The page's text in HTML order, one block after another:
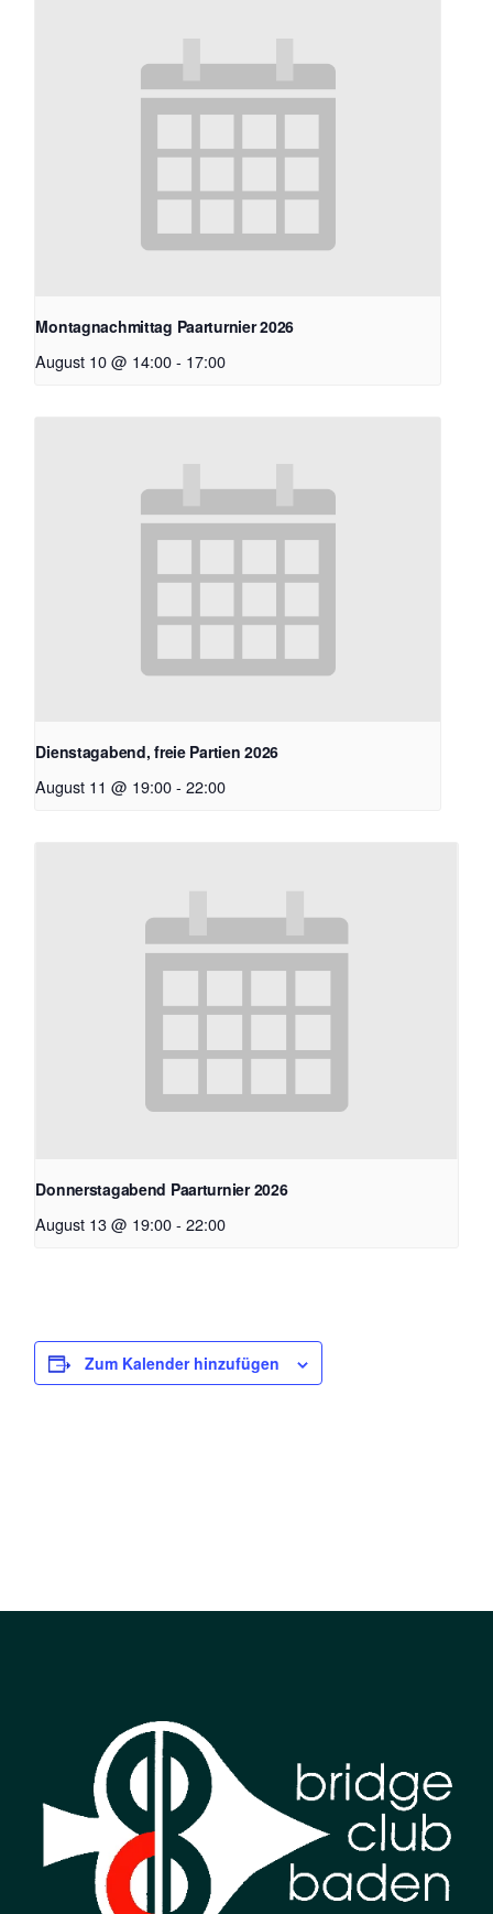
Montagnachmittag Paarturnier 2026
August 10 @ 14:00 - 17:00
Dienstagabend, freie Partien 2026
August 11 @ 19:00 - 22:00
Donnerstagabend Paarturnier 2026
August 13 @ 19:00 - 22:00
Zum Kalender hinzufügen